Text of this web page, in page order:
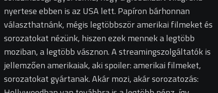
nyertese ebben is az USA lett. Papíron bárhonnan
választhatnánk, mégis legtöbbször amerikai filmeket és
sorozatokat nézünk, hiszen ezek mennek a legtöbb
moziban, a legtöbb vásznon. A streamingszolgáltatók is
jellemzően amerikaiak, aki spoiler: amerikai filmeket,
sorozatokat gyártanak. Akár mozi, akár sorozatozás: